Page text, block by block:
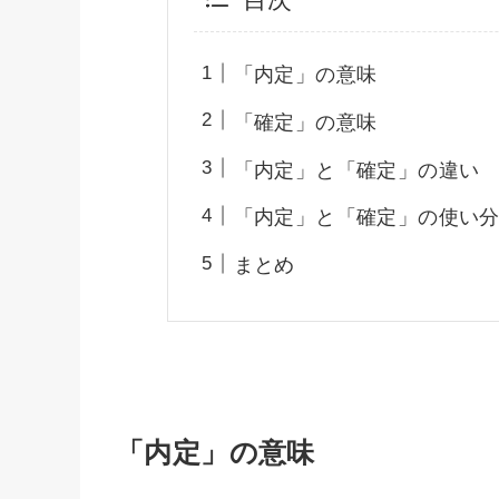
「内定」の意味
「確定」の意味
「内定」と「確定」の違い
「内定」と「確定」の使い
まとめ
「内定」の意味